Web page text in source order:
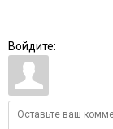
Войдите: